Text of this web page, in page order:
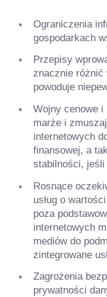
Ograniczenia
gospodarkach
Przepisy
znacznie różnić
powoduje
Wojny cenowe
marże i
internetowych
finansowej, a
stabilności,
Rosnące
usług o
poza
internetowych
mediów do
zintegrowane
Zagrożenia
prywatności